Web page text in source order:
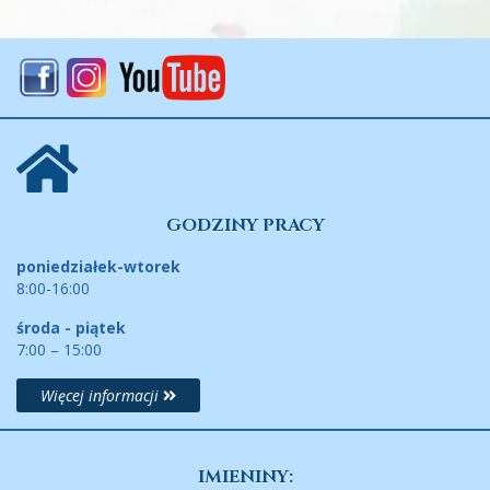
GODZINY PRACY
poniedziałek-wtorek
8:00-16:00
środa - piątek
7:00 – 15:00
Więcej informacji
IMIENINY: